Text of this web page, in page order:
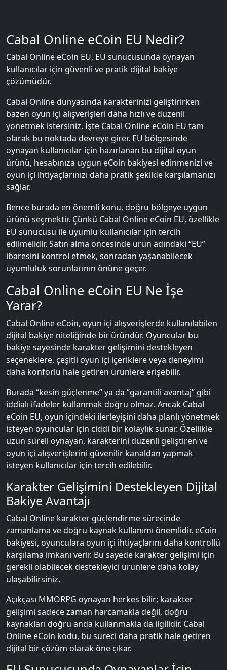
Cabal Online eCoin EU Nedir?
Cabal Online eCoin EU, EU sunucusunda oynayan
kullanıcılar için güvenli ve pratik dijital bakiye
çözümüdür.
Cabal Online dünyasında karakterinizi geliştirirken
bazen oyun içi alışverişleri daha hızlı ve düzenli
yönetmek istersiniz. İşte Cabal Online eCoin EU tam
olarak bu noktada devreye girer. EU bölgesinde
oynayan kullanıcılar için hazırlanan bu dijital oyun
ürünü, hesabınıza uygun eCoin bakiyesi edinmenizi ve
oyun içi ihtiyaçlarınızı daha pratik şekilde karşılamanızı
sağlar.
Bence burada en önemli konu, doğru bölgeye uygun
ürünü seçmektir. Çünkü Cabal Online eCoin EU, özellikle
EU sunucusu ile uyumlu kullanıcılar için tercih
edilmelidir. Satın alma öncesinde ürün adındaki “EU”
ibaresini kontrol etmek, sonradan yaşanabilecek
uyumluluk sorunlarının önüne geçer.
Cabal Online eCoin EU Ne İşe
Yarar?
Cabal Online eCoin, oyun içi alışverişlerde kullanılabilen
dijital bakiye niteliğinde bir üründür. Oyuncular bu
bakiye sayesinde karakter gelişimini destekleyen
seçeneklere, çeşitli oyun içi içeriklere veya deneyimi
daha konforlu hale getiren ürünlere erişebilir.
Burada “kesin güçlenme” ya da “garantili avantaj” gibi
iddialı ifadeler kullanmak doğru olmaz. Ancak Cabal
eCoin EU, oyun içindeki ilerleyişini daha planlı yönetmek
isteyen oyuncular için ciddi bir kolaylık sunar. Özellikle
uzun süreli oynayan, karakterini düzenli geliştiren ve
oyun içi alışverişlerini güvenilir kanaldan yapmak
isteyen kullanıcılar için tercih edilebilir.
Karakter Gelişimini Destekleyen Dijital
Bakiye Avantajı
Cabal Online karakter güçlendirme sürecinde
zamanlama ve doğru kaynak kullanımı önemlidir. eCoin
bakiyesi, oyunculara oyun içi ihtiyaçlarını daha kontrollü
karşılama imkanı verir. Bu sayede karakter gelişimi için
gerekli olabilecek destekleyici ürünlere daha kolay
ulaşabilirsiniz.
Açıkçası MMORPG oynayan herkes bilir; karakter
gelişimi sadece zaman harcamakla değil, doğru
kaynakları doğru anda kullanmakla da ilgilidir. Cabal
Online eCoin kodu, bu süreci daha pratik hale getiren
dijital bir çözüm olarak öne çıkar.